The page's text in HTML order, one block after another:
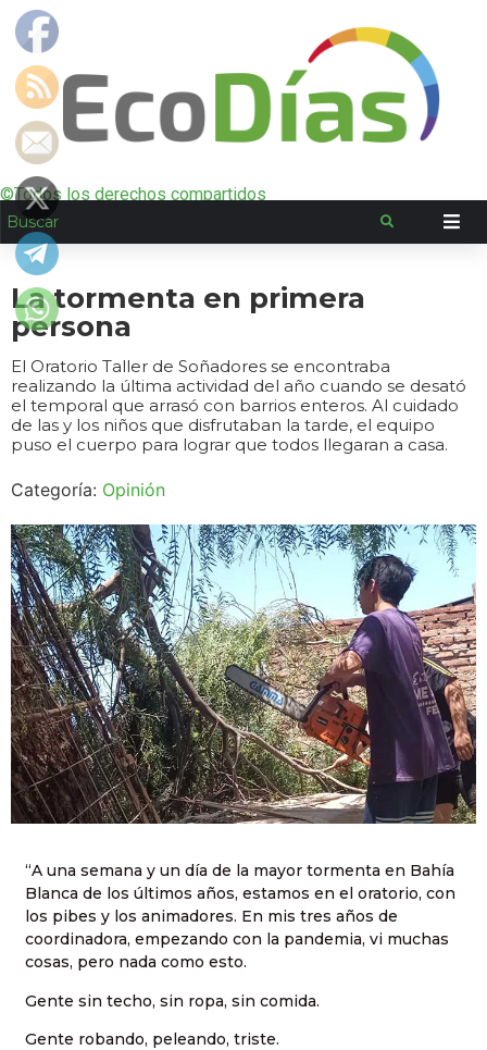
©Todos los derechos compartidos
La tormenta en primera
persona
El Oratorio Taller de Soñadores se encontraba
realizando la última actividad del año cuando se desató
el temporal que arrasó con barrios enteros. Al cuidado
de las y los niños que disfrutaban la tarde, el equipo
puso el cuerpo para lograr que todos llegaran a casa.
Categoría: Opinión
“A una semana y un día de la mayor tormenta en Bahía
Blanca de los últimos años, estamos en el oratorio, con
los pibes y los animadores. En mis tres años de
coordinadora, empezando con la pandemia, vi muchas
cosas, pero nada como esto.
Gente sin techo, sin ropa, sin comida.
Gente robando, peleando, triste.